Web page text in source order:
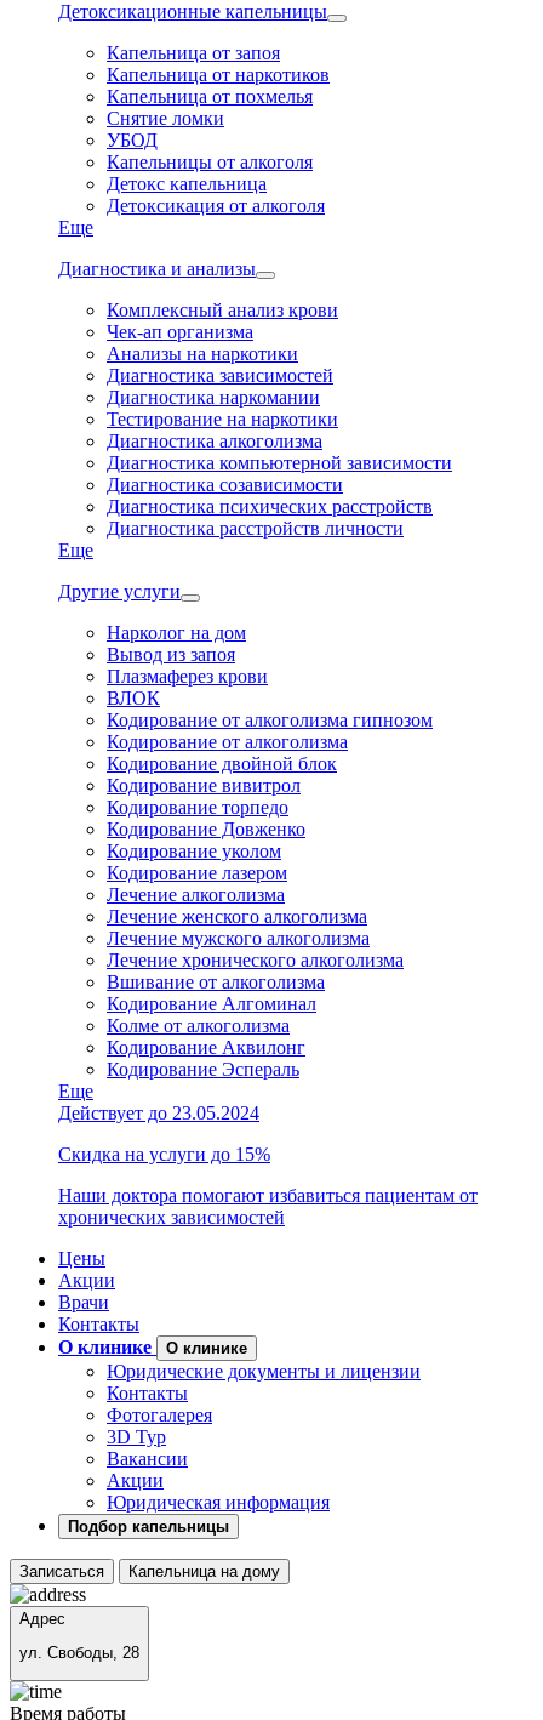
Детоксикационные капельницы
Капельница от запоя
Капельница от наркотиков
Капельница от похмелья
Снятие ломки
УБОД
Капельницы от алкоголя
Детокс капельница
Детоксикация от алкоголя
Еще
Диагностика и анализы
Комплексный анализ крови
Чек-ап организма
Анализы на наркотики
Диагностика зависимостей
Диагностика наркомании
Тестирование на наркотики
Диагностика алкоголизма
Диагностика компьютерной зависимости
Диагностика созависимости
Диагностика психических расстройств
Диагностика расстройств личности
Еще
Другие услуги
Нарколог на дом
Вывод из запоя
Плазмаферез крови
ВЛОК
Кодирование от алкоголизма гипнозом
Кодирование от алкоголизма
Кодирование двойной блок
Кодирование вивитрол
Кодирование торпедо
Кодирование Довженко
Кодирование уколом
Кодирование лазером
Лечение алкоголизма
Лечение женского алкоголизма
Лечение мужского алкоголизма
Лечение хронического алкоголизма
Вшивание от алкоголизма
Кодирование Алгоминал
Колме от алкоголизма
Кодирование Аквилонг
Кодирование Эспераль
Еще
Действует до 23.05.2024
Скидка на услуги до 15%
Наши доктора помогают избавиться пациентам от
хронических зависимостей
Цены
Акции
Врачи
Контакты
О клинике
О клинике
Юридические документы и лицензии
Контакты
Фотогалерея
3D Тур
Вакансии
Акции
Юридическая информация
Подбор капельницы
Записаться Капельница на дому
Адрес
ул. Свободы, 28
Время работы